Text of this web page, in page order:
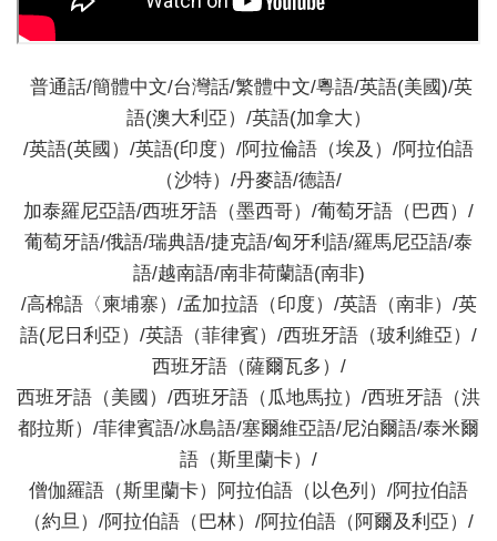
普通話/簡體中文/台灣話/繁體中文/粵語/英語(美國)/英
語(澳大利亞）/英語(加拿大）
/英語(英國）/英語(印度）/阿拉倫語（埃及）/阿拉伯語
（沙特）/丹麥語/德語/
加泰羅尼亞語/西班牙語（墨西哥）/葡萄牙語（巴西）/
葡萄牙語/俄語/瑞典語/捷克語/匈牙利語/羅馬尼亞語/泰
語/越南語/南非荷蘭語(南非)
/高棉語〈柬埔寨）/孟加拉語（印度）/英語（南非）/英
語(尼日利亞）/英語（菲律賓）/西班牙語（玻利維亞）/
西班牙語（薩爾瓦多）/
西班牙語（美國）/西班牙語（瓜地馬拉）/西班牙語（洪
都拉斯）/菲律賓語/冰島語/塞爾維亞語/尼泊爾語/泰米爾
語（斯里蘭卡）/
僧伽羅語（斯里蘭卡）阿拉伯語（以色列）/阿拉伯語
（約旦）/阿拉伯語（巴林）/阿拉伯語（阿爾及利亞）/